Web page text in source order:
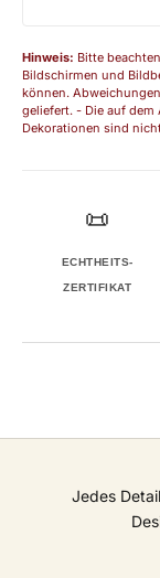
Hinweis: Bitte
Bildschirmen und
können.
geliefert. - Die auf
Dekorationen sind
📜
ECHTHEITS-
ZERTIFIKAT
Jedes